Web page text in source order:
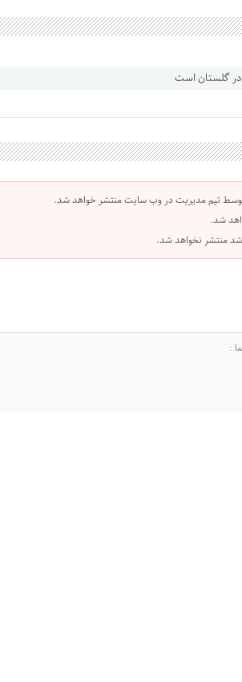
تیم مدیریت در وب سایت منتشر خواهد شد.
شد.
منتشر نخواهد شد.